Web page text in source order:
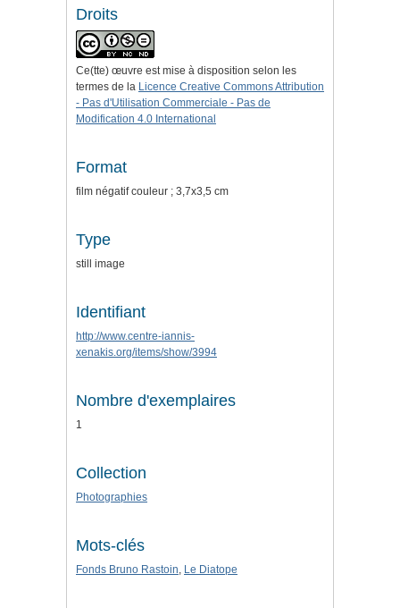
Droits
Ce(tte) œuvre est mise à disposition selon les
termes de la Licence Creative Commons Attribution
- Pas d'Utilisation Commerciale - Pas de
Modification 4.0 International
Format
film négatif couleur ; 3,7x3,5 cm
Type
still image
Identifiant
http://www.centre-iannis-
xenakis.org/items/show/3994
Nombre d'exemplaires
1
Collection
Photographies
Mots-clés
Fonds Bruno Rastoin, Le Diatope